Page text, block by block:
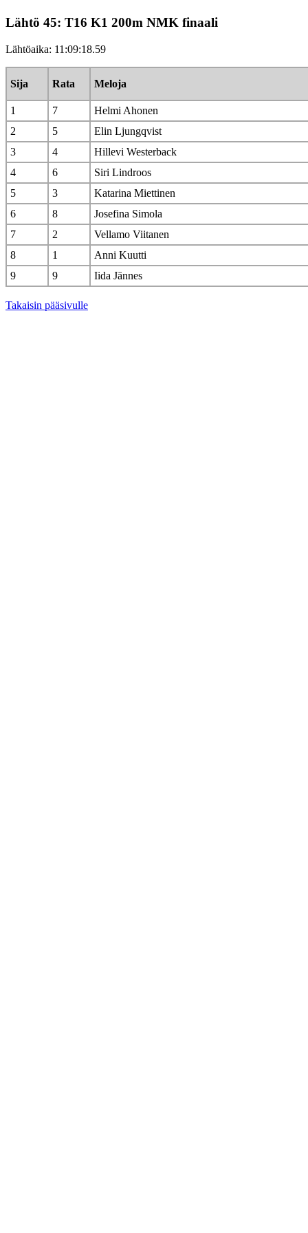
Lähtö 45: T16 K1 200m NMK finaali
Lähtöaika: 11:09:18.59
Sija Rata Meloja
1 7
Helmi Ahonen
2
5
Elin Ljungqvist
3
4
Hillevi Westerback
4
6
Siri Lindroos
5
3
Katarina Miettinen
6
8
Josefina Simola
7
2
Vellamo Viitanen
8
1
Anni Kuutti
9
9 Iida Jännes
Takaisin pääsivulle